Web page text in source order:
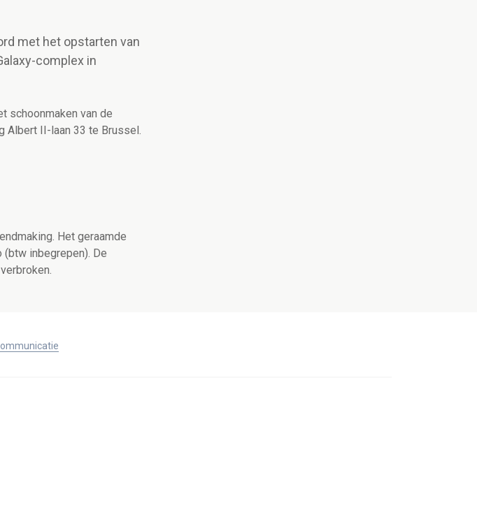
met het opstarten van
complex in
schoonmaken van de
Albert II-laan 33 te Brussel.
Het geraamde
(btw inbegrepen). De